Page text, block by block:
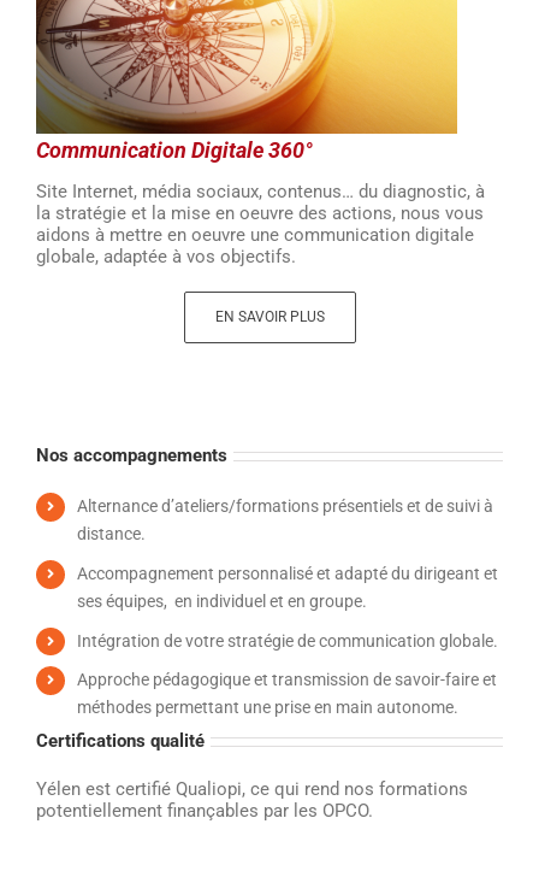
Communication Digitale 360°
Site Internet, média sociaux, contenus… du diagnostic, à
la stratégie et la mise en oeuvre des actions, nous vous
aidons à mettre en oeuvre une communication digitale
globale, adaptée à vos objectifs.
EN SAVOIR PLUS
Nos accompagnements
Alternance d’ateliers/formations présentiels et de suivi à
distance.
Accompagnement personnalisé et adapté du dirigeant et
ses équipes, en individuel et en groupe.
Intégration de votre stratégie de communication globale.
Approche pédagogique et transmission de savoir-faire et
méthodes permettant une prise en main autonome.
Certifications qualité
Yélen est certifié Qualiopi, ce qui rend nos formations
potentiellement finançables par les OPCO.